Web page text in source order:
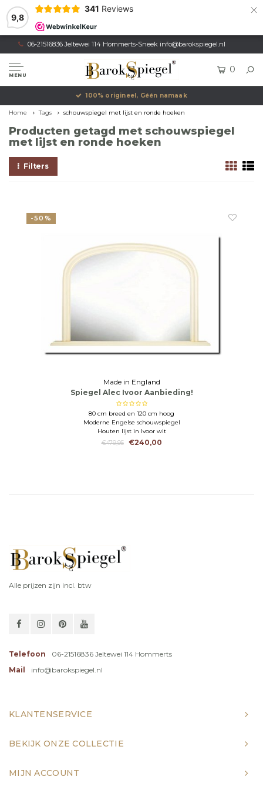
9,8
341 Reviews ×
06-21516836 Jeltewei 114 Hommerts-Sneek info@barokspiegel.nl
MENU
0
100% origineel, Géén namaak
Home Tags schouwspiegel met lijst en ronde hoeken
Producten getagd met schouwspiegel
met lijst en ronde hoeken
Filters
-50%
Made in England
Spiegel Alec Ivoor Aanbieding!
80 cm breed en 120 cm hoog
Moderne Engelse schouwspiegel
Houten lijst in Ivoor wit
€479,95
€240,00
Alle prijzen zijn incl. btw
Telefoon
06-21516836 Jeltewei 114 Hommerts
Mail
info@barokspiegel.nl
KLANTENSERVICE
BEKIJK ONZE COLLECTIE
MIJN ACCOUNT